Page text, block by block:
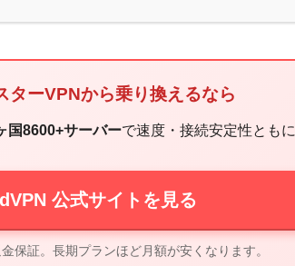
ターVPNから乗り換えるなら
国8600+サーバーで速度・接続安定性とも
公式サイトを見る
保証。長期プランほど月額が安くなります。